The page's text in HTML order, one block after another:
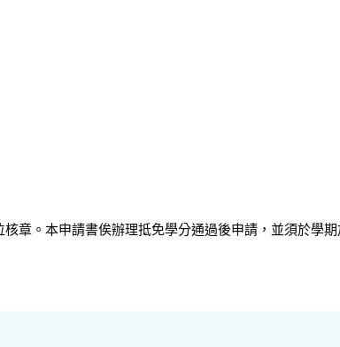
章。本申請書俟辦理抵免學分通過後申請，並須於學